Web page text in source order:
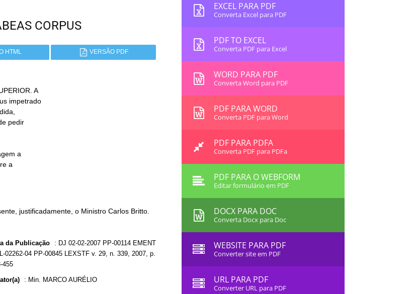
CORPUS
HTML VERSÃO PDF
A
justificadamente, o Ministro Carlos Britto.
da Publicação : DJ 02-02-2007 PP-00114 EMENT
02262-04 PP-00845 LEXSTF v. 29, n. 339, 2007, p.
455
: Min. MARCO AURÉLIO
EXCEL PARA PDF
Converta Excel para PDF
PDF TO EXCEL
Converta PDF para Excel
WORD PARA PDF
Converta Word para PDF
PDF PARA WORD
Converta PDF para Word
PDF PARA PDFA
Converta PDF para PDFa
PDF PARA O WEBFORM
Editar formulário em PDF
DOCX PARA DOC
Converta Docx para Doc
WEBSITE PARA PDF
Converter site em PDF
URL PARA PDF
Converter URL para PDF